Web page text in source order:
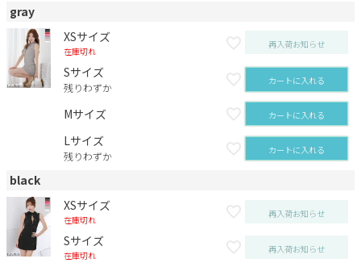
gray
XSサイズ
在庫切れ
再入荷お知らせ
Sサイズ
残りわずか カートに入れる
Mサイズ カートに入れる
Lサイズ
残りわずか カートに入れる
black
XSサイズ
在庫切れ
再入荷お知らせ
Sサイズ
在庫切れ
再入荷お知らせ